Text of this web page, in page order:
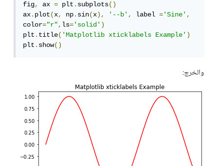
fig, ax = plt.subplots()
ax.plot(x, np.sin(x), '--b', label ='Sine',
color="r",ls='solid')
plt.title('Matplotlib xticklabels Example')
plt.show()
والخرج: